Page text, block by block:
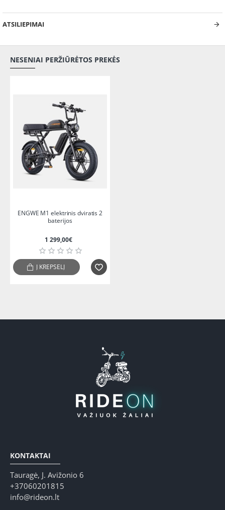
ATSILIEPIMAI
NESENIAI PERŽIŪRĖTOS PREKĖS
ENGWE M1 elektrinis dviratis 2
baterijos
1 299,00€
Į KREPŠELĮ
KONTAKTAI
Tauragė, J. Avižonio 6
+37060201815
info@rideon.lt